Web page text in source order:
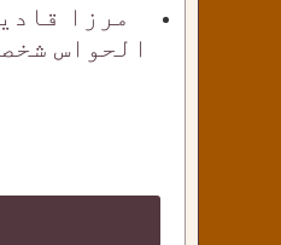
مرزا
الحواس